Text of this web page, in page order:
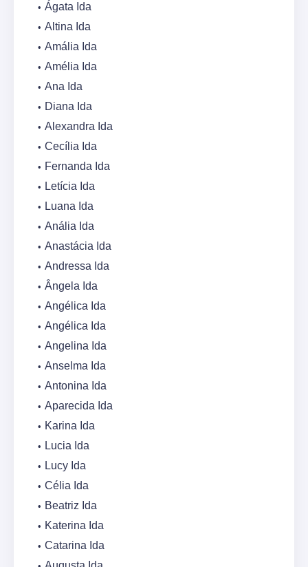
Ágata Ida
Altina Ida
Amália Ida
Amélia Ida
Ana Ida
Diana Ida
Alexandra Ida
Cecília Ida
Fernanda Ida
Letícia Ida
Luana Ida
Anália Ida
Anastácia Ida
Andressa Ida
Ângela Ida
Angélica Ida
Angélica Ida
Angelina Ida
Anselma Ida
Antonina Ida
Aparecida Ida
Karina Ida
Lucia Ida
Lucy Ida
Célia Ida
Beatriz Ida
Katerina Ida
Catarina Ida